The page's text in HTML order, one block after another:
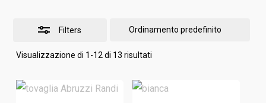
Filters
Visualizzazione di 1-12 di 13 risultati